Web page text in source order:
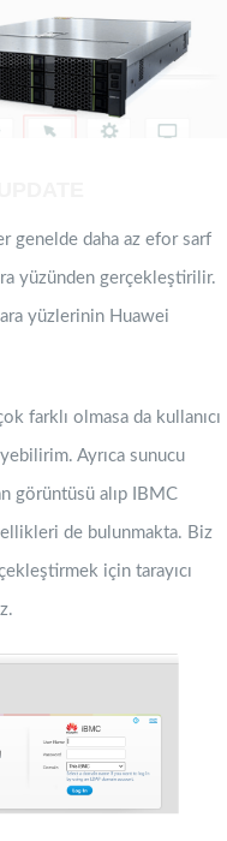
genelde daha az efor sarf
yüzünden gerçekleştirilir.
yüzlerinin Huawei
farklı olmasa da kullanıcı
Ayrıca sunucu
görüntüsü alıp IBMC
de bulunmakta. Biz
için tarayıcı